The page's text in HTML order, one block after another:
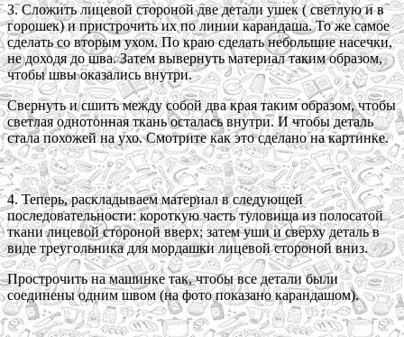
3. Сложить лицевой стороной две детали ушек ( светлую и в
горошек) и пристрочить их по линии карандаша. То же самое
сделать со вторым ухом. По краю сделать небольшие насечки,
не доходя до шва. Затем вывернуть материал таким образом,
чтобы швы оказались внутри.
Свернуть и сшить между собой два края таким образом, чтобы
светлая однотонная ткань осталась внутри. И чтобы деталь
стала похожей на ухо. Смотрите как это сделано на картинке.
4. Теперь, раскладываем материал в следующей
последовательности: короткую часть туловища из полосатой
ткани лицевой стороной вверх; затем уши и сверху деталь в
виде треугольника для мордашки лицевой стороной вниз.
Прострочить на машинке так, чтобы все детали были
соединены одним швом (на фото показано карандашом).